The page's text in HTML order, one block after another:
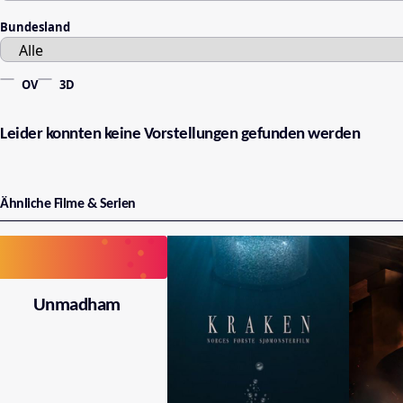
Bundesland
OV 3D
Leider konnten keine Vorstellungen gefunden werden
Ähnliche Filme & Serien
Unmadham